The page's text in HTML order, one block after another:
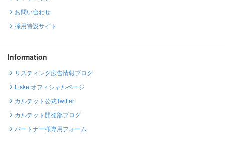
お問い合わせ
採用特設サイト
Information
リスティング広告情報ブログ
Lisketオフィシャルページ
カルテット公式Twitter
カルテット開発部ブログ
パートナー様専用フォーム